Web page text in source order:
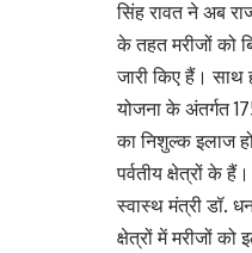
सिंह रावत ने अब
के तहत मरीजों को
जारी किए हैं। साथ
योजना के अंतर्गत
का निशुल्क इलाज
पर्वतीय क्षेत्रों के हैं।
स्वास्थ मंत्री डॉ.
क्षेत्रों में मरीजों